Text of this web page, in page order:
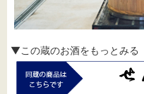
▼この蔵のお酒をもっとみる